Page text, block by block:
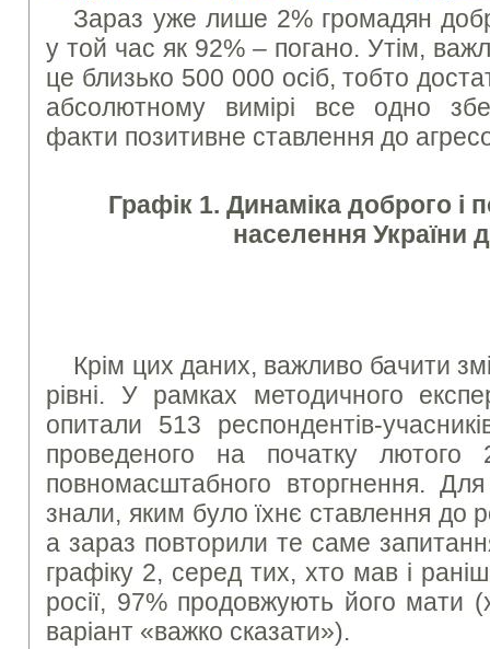
Зараз уже лише 2% громадян
у той час як 92% – погано. Утім,
це близько 500 000 осіб, тобто
абсолютному вимірі все одно
факти позитивне ставлення до
Графік 1. Динаміка доброго і
населення України
Крім цих даних, важливо бачити
рівні. У рамках методичного
опитали 513 респондентів-
проведеного на початку
повномасштабного вторгнення.
знали, яким було їхнє ставлення до
а зараз повторили те саме
графіку 2, серед тих, хто мав і
росії, 97% продовжують його мати
варіант «важко сказати»).